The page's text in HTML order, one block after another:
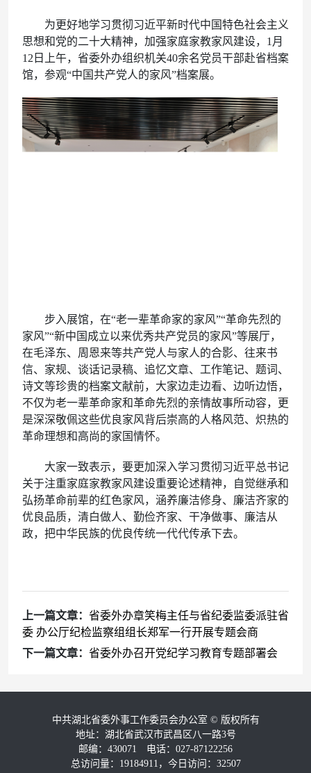
为更好地学习贯彻习近平新时代中国特色社会主义
思想和党的二十大精神，加强家庭家教家风建设，1月
12日上午，省委外办组织机关40余名党员干部赴省档案
馆，参观“中国共产党人的家风”档案展。
步入展馆，在“老一辈革命家的家风”“革命先烈的
家风”“新中国成立以来优秀共产党员的家风”等展厅，
在毛泽东、周恩来等共产党人与家人的合影、往来书
信、家规、谈话记录稿、追忆文章、工作笔记、题词、
诗文等珍贵的档案文献前，大家边走边看、边听边悟，
不仅为老一辈革命家和革命先烈的亲情故事所动容，更
是深深敬佩这些优良家风背后崇高的人格风范、炽热的
革命理想和高尚的家国情怀。
大家一致表示，要更加深入学习贯彻习近平总书记
关于注重家庭家教家风建设重要论述精神，自觉继承和
弘扬革命前辈的红色家风，涵养廉洁修身、廉洁齐家的
优良品质，清白做人、勤俭齐家、干净做事、廉洁从
政，把中华民族的优良传统一代代传承下去。
上一篇文章： 省委外办章笑梅主任与省纪委监委派驻省
委 办公厅纪检监察组组长郑军一行开展专题会商
下一篇文章： 省委外办召开党纪学习教育专题部署会
中共湖北省委外事工作委员会办公室 © 版权所有
地址：湖北省武汉市武昌区八一路3号
邮编：430071 电话：027-87122256
总访问量：19184911，今日访问：32507